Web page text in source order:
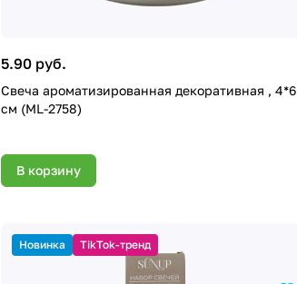
5.90 руб.
Свеча ароматизированная декоративная , 4*6
см (ML-2758)
В корзину
Новинка TikTok-тренд